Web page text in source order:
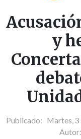
y
Publicado: Martes,
Autor: